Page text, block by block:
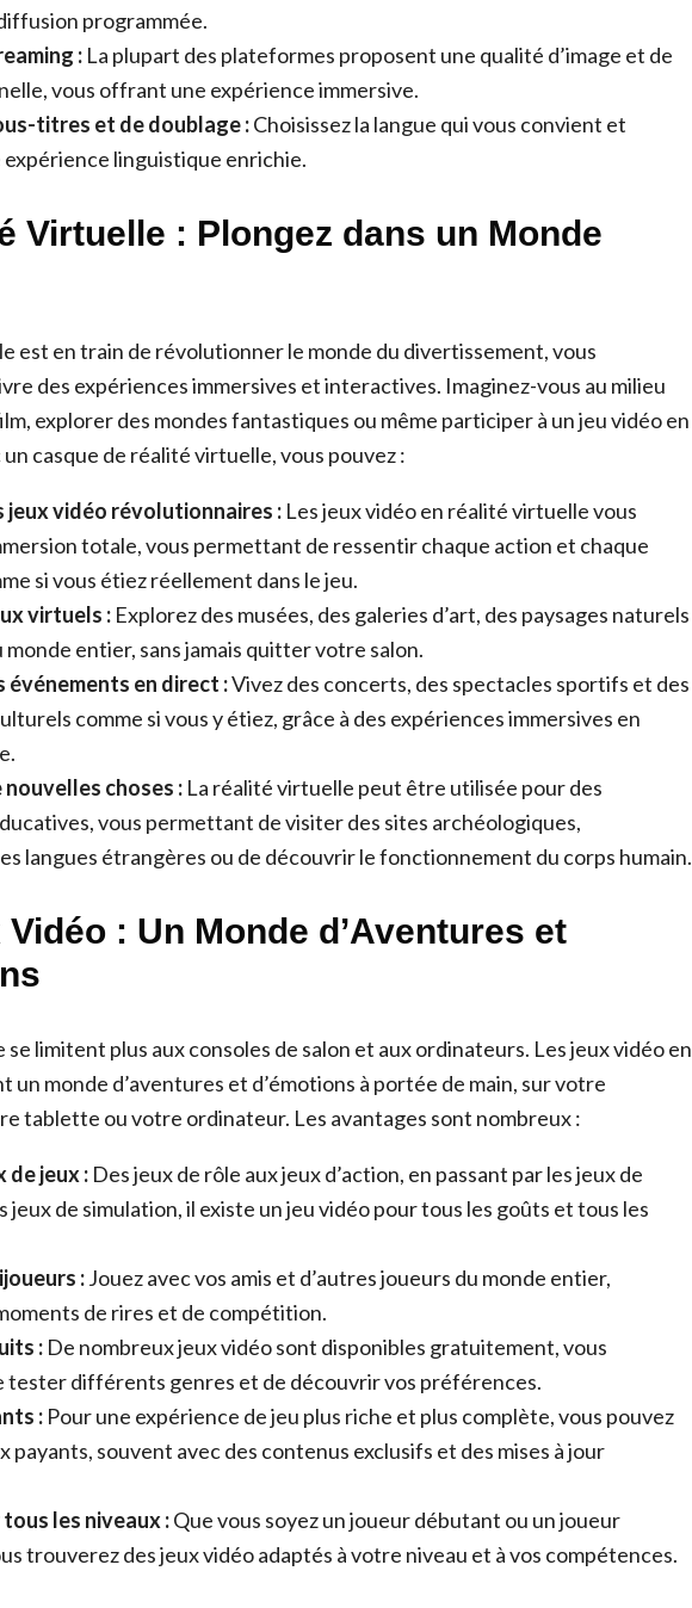
programmée.
: La plupart des plateformes proposent une qualité d’image et de
vous offrant une expérience immersive.
titres et de doublage :Choisissez la langue qui vous convient et
expérience linguistique enrichie.
Virtuelle : Plongez dans un Monde
est en train de révolutionner le monde du divertissement, vous
des expériences immersives et interactives. Imaginez-vous au milieu
explorer des mondes fantastiques ou même participer à un jeu vidéo en
casque de réalité virtuelle, vous pouvez :
jeux vidéo révolutionnaires : Les jeux vidéo en réalité virtuelle vous
totale, vous permettant de ressentir chaque action et chaque
si vous étiez réellement dans le jeu.
virtuels : Explorez des musées, des galeries d’art, des paysages naturels
monde entier, sans jamais quitter votre salon.
événements en direct :Vivez des concerts, des spectacles sportifs et des
comme si vous y étiez, grâce à des expériences immersives en
choses : La réalité virtuelle peut être utilisée pour des
vous permettant de visiter des sites archéologiques,
langues étrangères ou de découvrir le fonctionnement du corps humain.
: Un Monde d’Aventures et
se limitent plus aux consoles de salon et aux ordinateurs. Les jeux vidéo en
un monde d’aventures et d’émotions à portée de main, sur votre
tablette ou votre ordinateur. Les avantages sont nombreux :
de jeux : Des jeux de rôle aux jeux d’action, en passant par les jeux de
jeux de simulation, il existe un jeu vidéo pour tous les goûts et tous les
:Jouez avec vos amis et d’autres joueurs du monde entier,
de rires et de compétition.
: De nombreux jeux vidéo sont disponibles gratuitement, vous
tester différents genres et de découvrir vos préférences.
: Pour une expérience de jeu plus riche et plus complète, vous pouvez
payants, souvent avec des contenus exclusifs et des mises à jour
les niveaux :Que vous soyez un joueur débutant ou un joueur
trouverez des jeux vidéo adaptés à votre niveau et à vos compétences.